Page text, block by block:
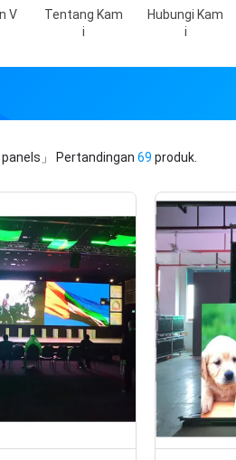
V
Tentang Kam
I
Hubungi Kam
I
」 Pertandingan 69 produk.